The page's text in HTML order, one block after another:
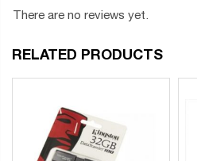
There are no reviews yet.
RELATED PRODUCTS